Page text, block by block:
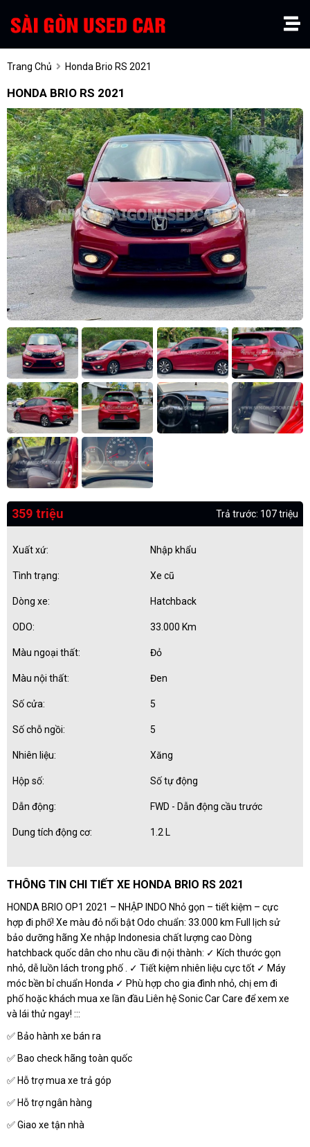
Trang Chủ Honda Brio RS 2021
HONDA BRIO RS 2021
359 triệu Trả trước: 107 triệu
Xuất xứ: Nhập khẩu
Tình trạng: Xe cũ
Dòng xe: Hatchback
ODO: 33.000 Km
Màu ngoại thất: Đỏ
Màu nội thất: Đen
Số cửa: 5
Số chỗ ngồi: 5
Nhiên liệu: Xăng
Hộp số: Số tự động
Dẫn động: FWD - Dẫn động cầu trước
Dung tích động cơ: 1.2 L
THÔNG TIN CHI TIẾT XE HONDA BRIO RS 2021
HONDA BRIO OP1 2021 – NHẬP INDO Nhỏ gọn – tiết kiệm – cực
hợp đi phố! Xe màu đỏ nổi bật Odo chuẩn: 33.000 km Full lịch sử
bảo dưỡng hãng Xe nhập Indonesia chất lượng cao Dòng
hatchback quốc dân cho nhu cầu đi nội thành: ✓ Kích thước gọn
nhỏ, dễ luồn lách trong phố . ✓ Tiết kiệm nhiên liệu cực tốt ✓ Máy
móc bền bỉ chuẩn Honda ✓ Phù hợp cho gia đình nhỏ, chị em đi
phố hoặc khách mua xe lần đầu Liên hệ Sonic Car Care để xem xe
và lái thử ngay! :::
✅ Bảo hành xe bán ra
✅ Bao check hãng toàn quốc
✅ Hỗ trợ mua xe trả góp
✅ Hỗ trợ ngân hàng
✅ Giao xe tận nhà